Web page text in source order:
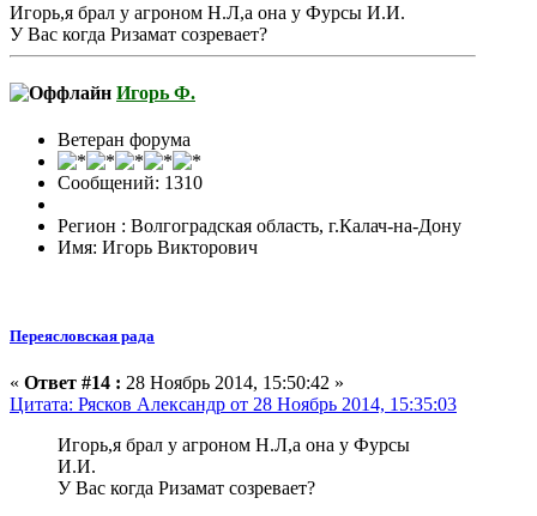
Игорь,я брал у агроном Н.Л,а она у Фурсы И.И.
У Вас когда Ризамат созревает?
Игорь Ф.
Ветеран форума
Сообщений: 1310
Регион : Волгоградская область, г.Калач-на-Дону
Имя: Игорь Викторович
Переясловская рада
« Ответ #14 : 28 Ноябрь 2014, 15:50:42 »
Цитата: Рясков Александр от 28 Ноябрь 2014, 15:35:03
Игорь,я брал у агроном Н.Л,а она у Фурсы
И.И.
У Вас когда Ризамат созревает?